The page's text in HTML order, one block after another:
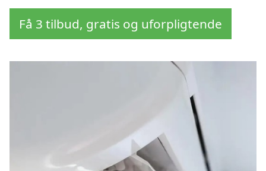
Få 3 tilbud, gratis og uforpligtende